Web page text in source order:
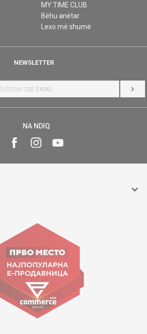
MY:TIME CLUB
Bëhu anëtar
Lexo më shumë
NEWSLETTER
HYR
NA NDIQ
Goce Nikolovski 74 Shkup
contact@mytime.mk
Orari i punës:
09:00 - 17:00